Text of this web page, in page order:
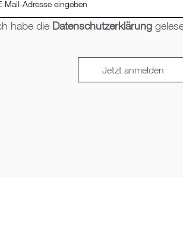
habe die Datenschutzerklärung
Jetzt anmelden